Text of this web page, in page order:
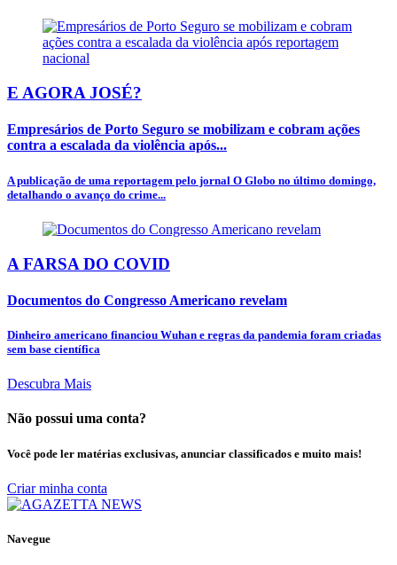
E AGORA JOSÉ?
Empresários de Porto Seguro se mobilizam e cobram ações
contra a escalada da violência após...
A publicação de uma reportagem pelo jornal O Globo no último domingo,
detalhando o avanço do crime...
A FARSA DO COVID
Documentos do Congresso Americano revelam
Dinheiro americano financiou Wuhan e regras da pandemia foram criadas
sem base científica
Descubra Mais
Não possui uma conta?
Você pode ler matérias exclusivas, anunciar classificados e muito mais!
Criar minha conta
Navegue